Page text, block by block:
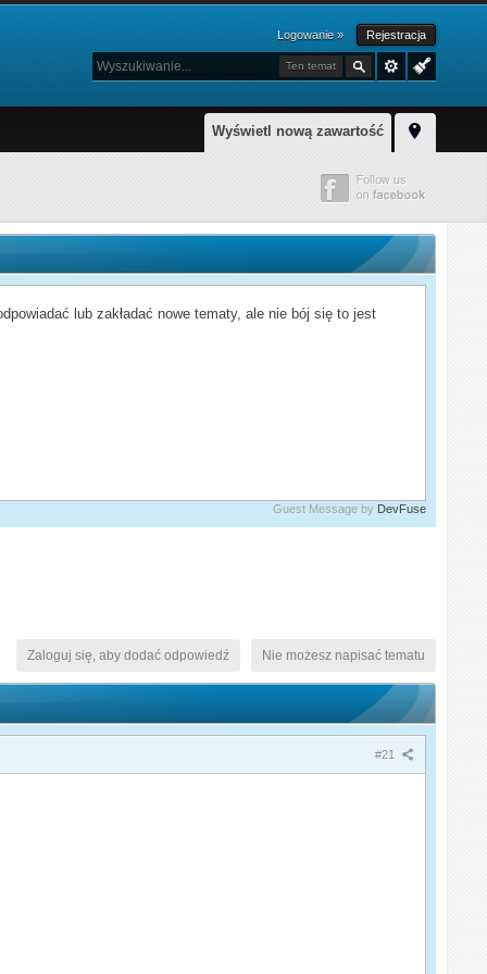
Logowanie » Rejestracja
Ten temat
Wyświetl nową zawartość
lub zakładać nowe tematy, ale nie bój się to jest
Guest Message by DevFuse
Nie możesz napisać tematu
Zaloguj się, aby dodać odpowiedź
#21